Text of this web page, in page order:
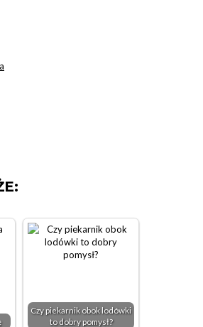
Czy piekarnik obok lodówki
to dobry pomysł?